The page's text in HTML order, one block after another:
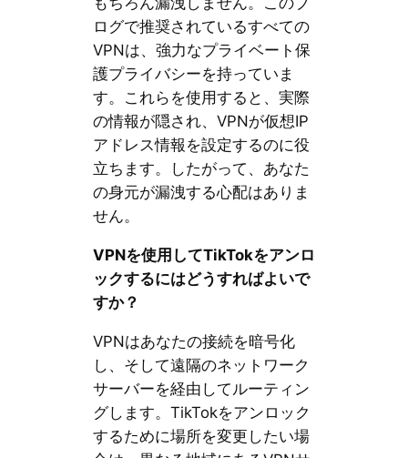
ログで推奨されているすべての
VPNは、強力なプライベート保
護プライバシーを持っていま
す。これらを使用すると、実際
の情報が隠され、VPNが仮想IP
アドレス情報を設定するのに役
立ちます。したがって、あなた
の身元が漏洩する心配はありま
せん。
VPNを使用してTikTokをアンロ
ックするにはどうすればよいで
すか？
VPNはあなたの接続を暗号化
し、そして遠隔のネットワーク
サーバーを経由してルーティン
グします。TikTokをアンロック
するために場所を変更したい場